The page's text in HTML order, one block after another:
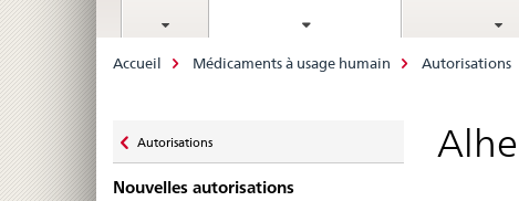
Breadcrumb
Accueil Médicaments à usage humain Autorisations
zu
Autorisations
Nouvelles autorisations